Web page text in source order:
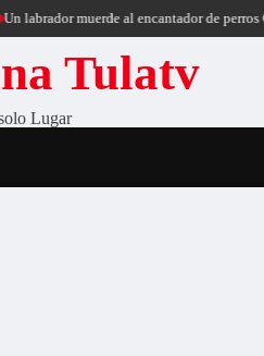
labrador muerde al encantador de perros
Tulatv
Lugar